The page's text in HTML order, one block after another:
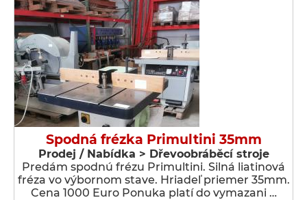
Spodná frézka Primultini 35mm
Prodej / Nabídka > Dřevoobráběcí stroje
Predám spodnú frézu Primultini. Silná liatinová
fréza vo výbornom stave. Hriadeľ priemer 35mm.
Cena 1000 Euro Ponuka platí do vymazani …